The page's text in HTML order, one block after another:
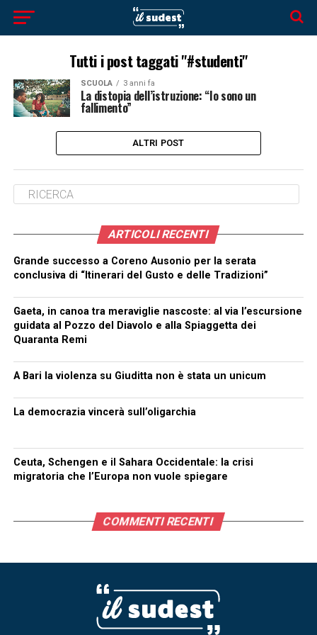
Tutti i post taggati "#studenti"
SCUOLA 3 anni fa
La distopia dell’istruzione: “Io sono un
fallimento”
ALTRI POST
ARTICOLI RECENTI
Grande successo a Coreno Ausonio per la serata
conclusiva di “Itinerari del Gusto e delle Tradizioni”
Gaeta, in canoa tra meraviglie nascoste: al via l’escursione
guidata al Pozzo del Diavolo e alla Spiaggetta dei
Quaranta Remi
A Bari la violenza su Giuditta non è stata un unicum
La democrazia vincerà sull’oligarchia
Ceuta, Schengen e il Sahara Occidentale: la crisi
migratoria che l’Europa non vuole spiegare
COMMENTI RECENTI